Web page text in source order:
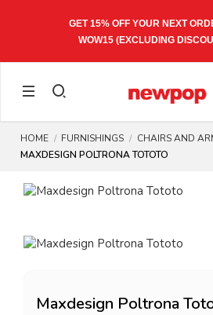
GET 15% OFF YOUR NEXT
WOW15(EXCLUDING
HOME FURNISHINGS
CHAIRS AND
MAXDESIGN POLTRONA TOTOTO
Maxdesign Poltrona